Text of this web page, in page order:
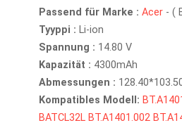
Passend für Marke : Acer - (
Tyyppi : Li-ion
Spannung : 14.80 V
Kapazität : 4300mAh
Abmessungen :
Kompatibles Modell:
BATCL32L BT.A1401.002